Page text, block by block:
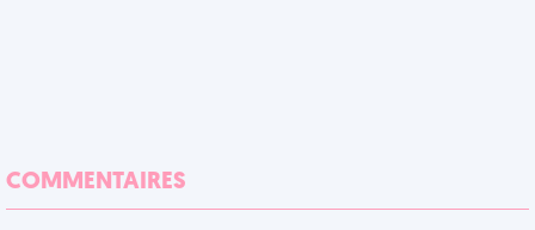
COMMENTAIRES